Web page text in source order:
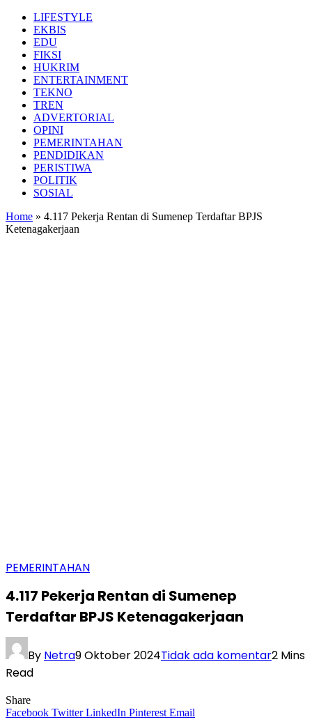
LIFESTYLE
EKBIS
EDU
FIKSI
HUKRIM
ENTERTAINMENT
TEKNO
TREN
ADVERTORIAL
OPINI
PEMERINTAHAN
PENDIDIKAN
PERISTIWA
POLITIK
SOSIAL
Home » 4.117 Pekerja Rentan di Sumenep Terdaftar BPJS
Ketenagakerjaan
PEMERINTAHAN
4.117 Pekerja Rentan di Sumenep
Terdaftar BPJS Ketenagakerjaan
By Netra9 Oktober 2024Tidak ada komentar2 Mins
Read
Share
Facebook Twitter LinkedIn Pinterest Email